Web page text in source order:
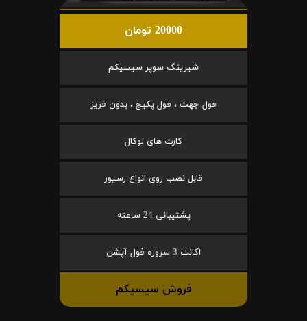
20000 تومان
شیرینگ سوپر سیسیکم
فول جهت ، فول پکیج ، بدون فریز
کارت های لوکال
قابل نصب روی انواع رسیور
پشتیبانی 24 ساعته
اکانت 3 سروره فول آپشن
فروش سیسیکم